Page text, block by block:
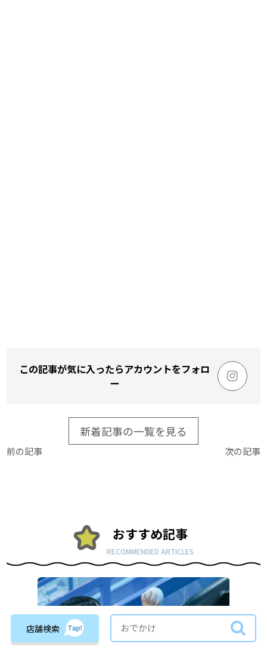
この記事が気に入ったらアカウントをフォロ
ー
新着記事の一覧を見る
前の記事 次の記事
おすすめ記事
RECOMMENDED ARTICLES
店舗検索